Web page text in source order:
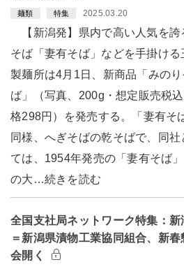
麺類 特集 2025.03.20
【新潟発】県内で高い人気を誇
そば「妻有そば」などを手掛ける
製麺所は4月1日、新商品「みのり
ば」（写真、200g・想定販売税
格298円）を発売する。「妻有そ
同様、へぎそばの乾そばで、同社
ては、1954年発売の「妻有そば
の大…続きを読む
全国支社局ネットワーク特集：新
＝新潟県漬物工業協同組合、新春
会開く